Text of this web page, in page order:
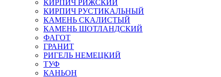
КИРПИЧ РИЖСКИЙ
КИРПИЧ РУСТИКАЛЬНЫЙ
КАМЕНЬ СКАЛИСТЫЙ
КАМЕНЬ ШОТЛАНДСКИЙ
ФАГОТ
ГРАНИТ
РИГЕЛЬ НЕМЕЦКИЙ
ТУФ
КАНЬОН